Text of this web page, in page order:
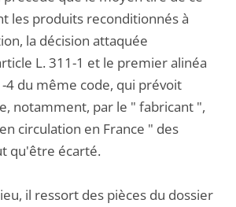
les produits reconditionnés à
la décision attaquée
L. 311-1 et le premier alinéa
4 du même code, qui prévoit
notamment, par le " fabricant ",
circulation en France " des
qu'être écarté.
il ressort des pièces du dossier